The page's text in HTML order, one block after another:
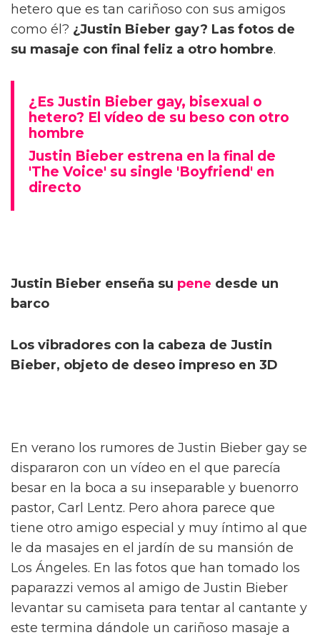
hetero que es tan cariñoso con sus amigos
como él? ¿Justin Bieber gay? Las fotos de
su masaje con final feliz a otro hombre.
¿Es Justin Bieber gay, bisexual o
hetero? El vídeo de su beso con otro
hombre
Justin Bieber estrena en la final de
'The Voice' su single 'Boyfriend' en
directo
Justin Bieber enseña su pene desde un
barco
Los vibradores con la cabeza de Justin
Bieber, objeto de deseo impreso en 3D
En verano los rumores de Justin Bieber gay se
dispararon con un vídeo en el que parecía
besar en la boca a su inseparable y buenorro
pastor, Carl Lentz. Pero ahora parece que
tiene otro amigo especial y muy íntimo al que
le da masajes en el jardín de su mansión de
Los Ángeles. En las fotos que han tomado los
paparazzi vemos al amigo de Justin Bieber
levantar su camiseta para tentar al cantante y
este termina dándole un cariñoso masaje a